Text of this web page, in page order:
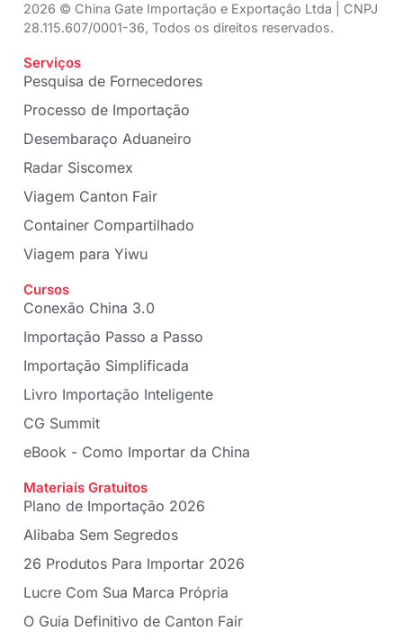
2026 © China Gate Importação e Exportação Ltda | CNPJ
28.115.607/0001-36, Todos os direitos reservados.
Serviços
Pesquisa de Fornecedores
Processo de Importação
Desembaraço Aduaneiro
Radar Siscomex
Viagem Canton Fair
Container Compartilhado
Viagem para Yiwu
Cursos
Conexão China 3.0
Importação Passo a Passo
Importação Simplificada
Livro Importação Inteligente
CG Summit
eBook - Como Importar da China
Materiais Gratuitos
Plano de Importação 2026
Alibaba Sem Segredos
26 Produtos Para Importar 2026
Lucre Com Sua Marca Própria
O Guia Definitivo de Canton Fair